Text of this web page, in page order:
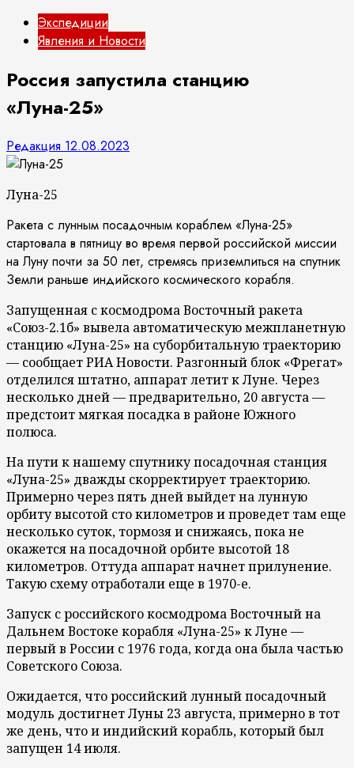
Экспедиции
Явления и Новости
Россия запустила станцию
«Луна-25»
Редакция 12.08.2023
Луна-25
Ракета с лунным посадочным кораблем «Луна-25»
стартовала в пятницу во время первой российской миссии
на Луну почти за 50 лет, стремясь приземлиться на спутник
Земли раньше индийского космического корабля.
Запущенная с космодрома Восточный ракета
«Союз-2.1б» вывела автоматическую межпланетную
станцию «Луна-25» на суборбитальную траекторию
— сообщает РИА Новости. Разгонный блок «Фрегат»
отделился штатно, аппарат летит к Луне. Через
несколько дней — предварительно, 20 августа —
предстоит мягкая посадка в районе Южного
полюса.
На пути к нашему спутнику посадочная станция
«Луна-25» дважды скорректирует траекторию.
Примерно через пять дней выйдет на лунную
орбиту высотой сто километров и проведет там еще
несколько суток, тормозя и снижаясь, пока не
окажется на посадочной орбите высотой 18
километров. Оттуда аппарат начнет прилунение.
Такую схему отработали еще в 1970-е.
Запуск с российского космодрома Восточный на
Дальнем Востоке корабля «Луна-25» к Луне —
первый в России с 1976 года, когда она была частью
Советского Союза.
Ожидается, что российский лунный посадочный
модуль достигнет Луны 23 августа, примерно в тот
же день, что и индийский корабль, который был
запущен 14 июля.